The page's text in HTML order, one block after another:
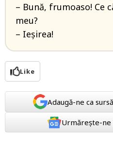
– Bună, frumoaso! Ce
meu?
– Ieșirea!
Like
Adaugă-ne ca
Urmărește-ne